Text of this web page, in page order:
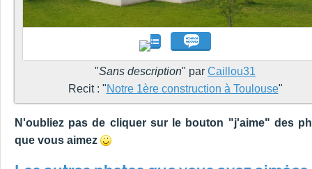
"Sans description" par Caillou31
Recit : "Notre 1ère construction à Toulouse"
N'oubliez pas de cliquer sur le bouton "j'aime" des
que vous aimez